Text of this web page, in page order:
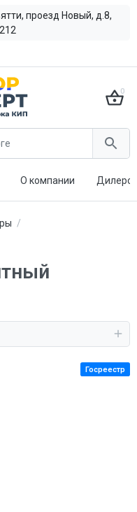
проезд Новый, д.8,
0
О компании
Госреестр